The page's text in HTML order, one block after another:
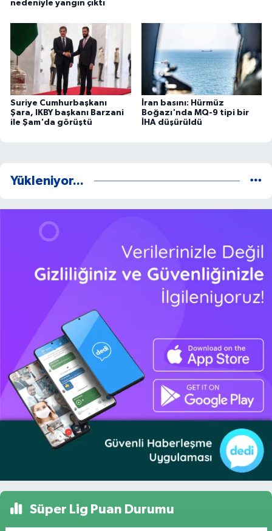
nedeniyle yangın çıktı
Suriye Cumhurbaşkanı
Şara, IKBY başkanı Barzani
ile Şam'da görüştü
İran basını: Hürmüz
Boğazı'nda MQ-9 tipi bir
İHA düşürüldü
Yükleniyor...
Süper Lig Puan Durumu